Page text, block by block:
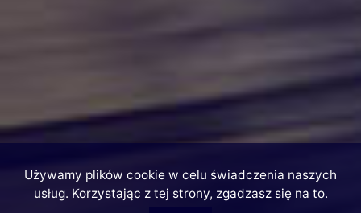
Używamy plików cookie w celu świadczenia naszych
usług. Korzystając z tej strony, zgadzasz się na to.